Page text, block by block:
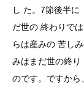
し た。7節後半に
だ世の 終わりで
らは産みの 苦し
みはまだ世の終り
のです。ですから